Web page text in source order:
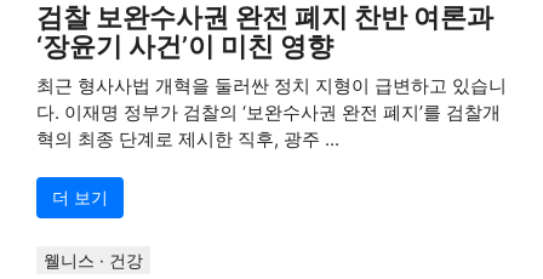
검찰 보완수사권 완전 폐지 찬반 여론과
‘장윤기 사건’이 미친 영향
최근 형사사법 개혁을 둘러싼 정치 지형이 급변하고 있습니
다. 이재명 정부가 검찰의 ‘보완수사권 완전 폐지’를 검찰개
혁의 최종 단계로 제시한 직후, 광주 ...
더 보기
웰니스 · 건강